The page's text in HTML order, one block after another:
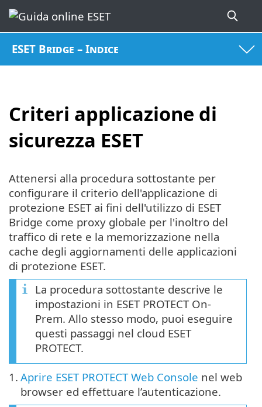
ESET Bridge – Indice
Criteri applicazione di
sicurezza ESET
Attenersi alla procedura sottostante per
configurare il criterio dell'applicazione di
protezione ESET ai fini dell'utilizzo di ESET
Bridge come proxy globale per l'inoltro del
traffico di rete e la memorizzazione nella
cache degli aggiornamenti delle applicazioni
di protezione ESET.
La procedura sottostante descrive le
impostazioni in ESET PROTECT On-
Prem. Allo stesso modo, puoi eseguire
questi passaggi nel cloud ESET
PROTECT.
1. Aprire ESET PROTECT Web Console nel web
browser ed effettuare l’autenticazione.